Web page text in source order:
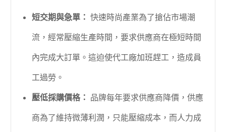
短交期與急單： 快速時尚產業為了搶佔市場潮
流，經常壓縮生產時間，要求供應商在極短時間
內完成大訂單。這迫使代工廠加班趕工，造成員
工過勞。
壓低採購價格： 品牌每年要求供應商降價，供應
商為了維持微薄利潤，只能壓縮成本，而人力成